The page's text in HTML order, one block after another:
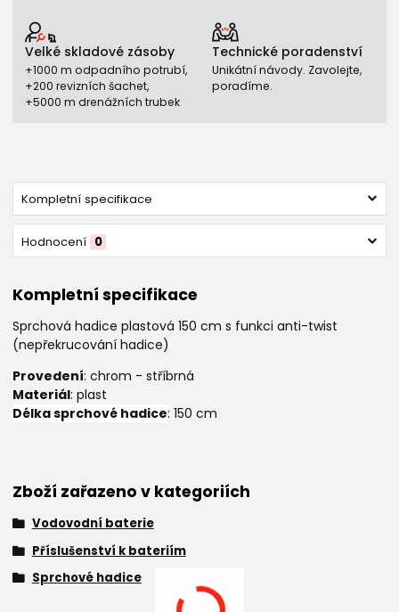
Velké skladové zásoby
+1000 m odpadního potrubí,
+200 revizních šachet,
+5000 m drenážních trubek
Technické poradenství
Unikátní návody. Zavolejte,
poradíme.
Kompletní specifikace
Hodnocení 0
Kompletní specifikace
Sprchová hadice plastová 150 cm s funkci anti-twist
(nepřekrucování hadice)
Provedení: chrom - stříbrná
Materiál: plast
Délka sprchové hadice: 150 cm
Zboží zařazeno v kategoriích
Vodovodní baterie
Příslušenství k bateriím
Sprchové hadice